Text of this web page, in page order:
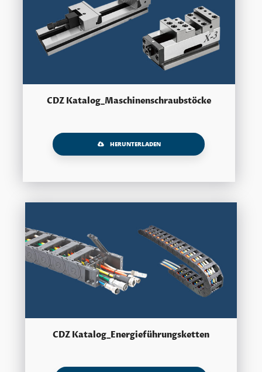
CDZ Katalog_Maschinenschraubstöcke
HERUNTERLADEN
CDZ Katalog_Energieführungsketten